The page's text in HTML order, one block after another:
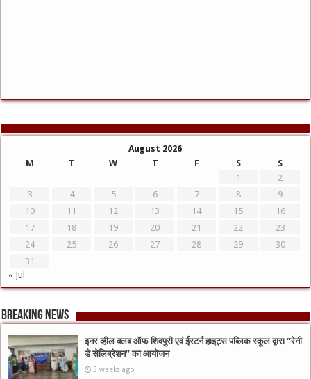
August 2026
M
T W T F S
S
1
2
3
4 5 6 7 8
9
10
11 12 13 14 15
16
17
18 19 20 21 22
23
24
25 26 27 28 29
30
31
« Jul
Breaking News
इनर व्हील क्लब ऑफ शिवपुरी एवं ईस्टर्न हाइट्स पब्लिक स्कूल द्वारा “रेनी
डे सेलिब्रेशन” का आयोजन
3 weeks ago